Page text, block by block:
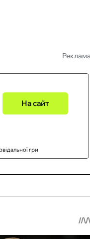
Реклама
На сайт
гри